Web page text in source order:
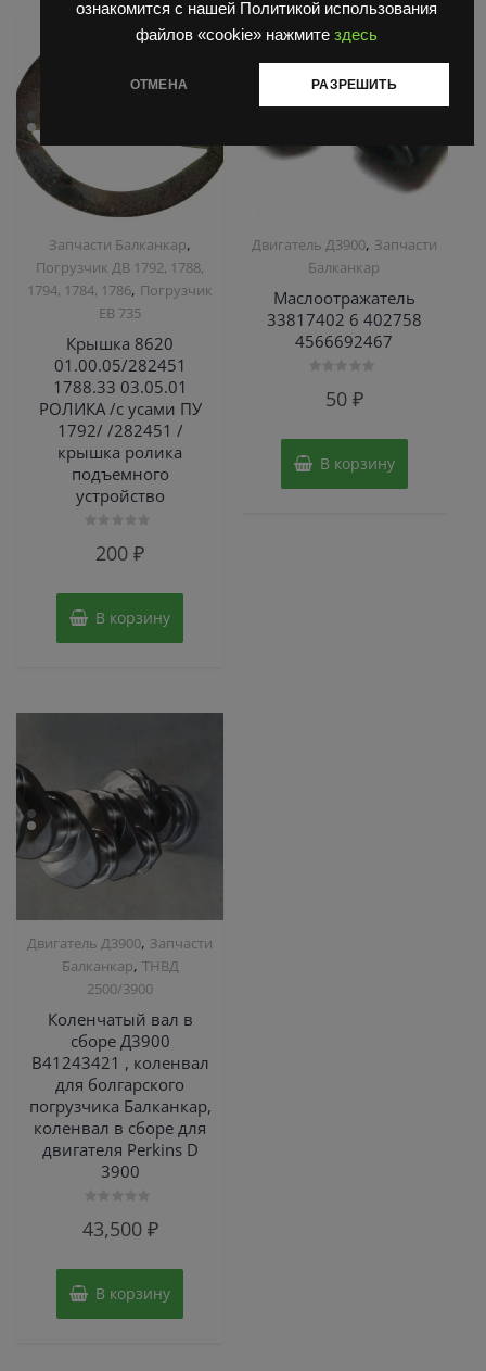
ознакомится с нашей Политикой использования
файлов «cookie» нажмите здесь
ОТМЕНА РАЗРЕШИТЬ
Запчасти Балканкар,
Погрузчик ДВ 1792, 1788,
1794, 1784, 1786, Погрузчик
ЕВ 735
Крышка 8620
01.00.05/282451
1788.33 03.05.01
РОЛИКА /с усами ПУ
1792/ /282451 /
крышка ролика
подъемного
устройство
200₽
В корзину
Двигатель Д3900, Запчасти
Балканкар
Маслоотражатель
33817402 6 402758
4566692467
50 ₽
В корзину
Двигатель Д3900, Запчасти
Балканкар, ТНВД
2500/3900
Коленчатый вал в
сборе Д3900
B41243421 , коленвал
для болгарского
погрузчика Балканкар,
коленвал в сборе для
двигателя Perkins D
3900
0
43,500 ₽
В корзину